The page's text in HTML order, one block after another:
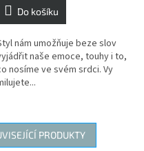
Do košíku
nám umožňuje beze slov
naše emoce, touhy i to,
nosíme ve svém srdci. Vy
PRODUKTY